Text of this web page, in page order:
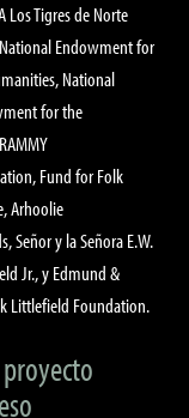
Los Tigres de Norte
Endowment for
National
for the
Fund for Folk
Arhoolie
Señor y la Señora E.W.
Jr., y Edmund &
Littlefield Foundation.